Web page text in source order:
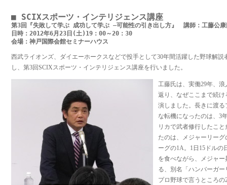
■ SCIXスポーツ・インテリジェンス講座
第3回『失敗して学ぶ 成功して学ぶ ―可能性の引き出し方』　講師：工藤公康
日時：2012年6月23日(土)19：00～20：30
会場：神戸国際会館セミナーハウス
西武ライオンズ、ダイエーホークスなどで投手として30年間活躍した野球解説
し、第3回SCIXスポーツ・インテリジェンス講座を行いました。
工藤氏は、実働29年、
返り、なぜここまで続
演しました。長きに渡
な転機になったのは、3
リカで武者修行したこ
たのは、メジャーリー
ーグの1A。1日15ドルの
を食べながら、メジャ
る、別名「ハンバーガ
プロ野球で言うところ